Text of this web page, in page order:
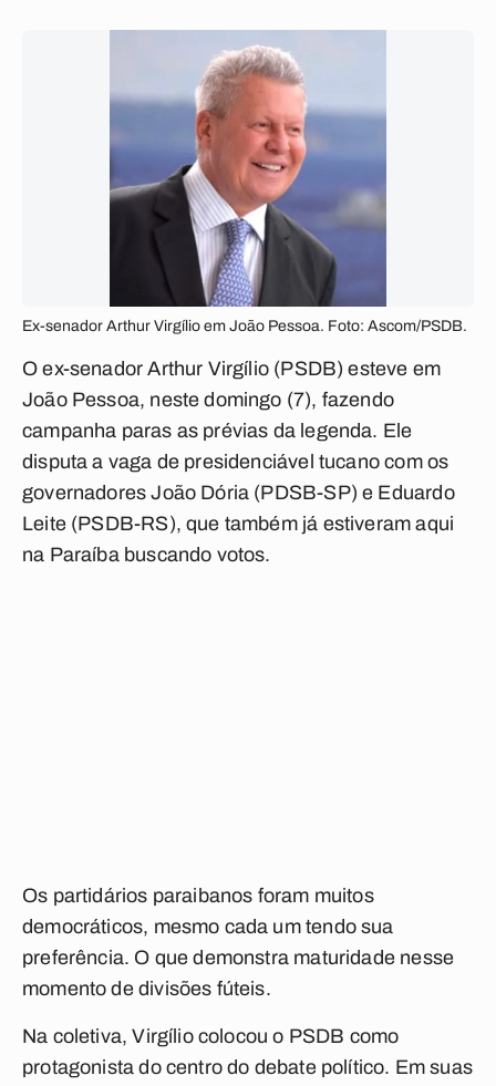
Ex-senador Arthur Virgílio em João Pessoa. Foto: Ascom/PSDB.
O ex-senador Arthur Virgílio (PSDB) esteve em
João Pessoa, neste domingo (7), fazendo
campanha paras as prévias da legenda. Ele
disputa a vaga de presidenciável tucano com os
governadores João Dória (PDSB-SP) e Eduardo
Leite (PSDB-RS), que também já estiveram aqui
na Paraíba buscando votos.
Os partidários paraibanos foram muitos
democráticos, mesmo cada um tendo sua
preferência. O que demonstra maturidade nesse
momento de divisões fúteis.
Na coletiva, Virgílio colocou o PSDB como
protagonista do centro do debate político. Em suas